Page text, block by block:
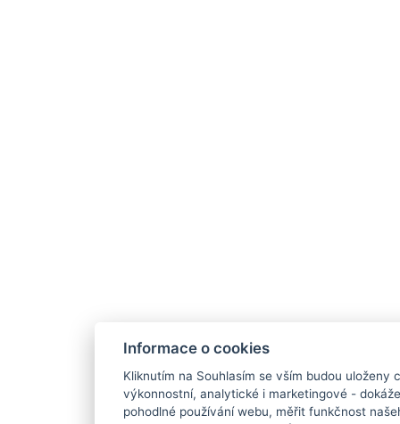
Informace o cookies
Kliknutím na Souhlasím se vším budou uloženy
výkonnostní, analytické i marketingové -
pohodlné používání webu, měřit funkčnost